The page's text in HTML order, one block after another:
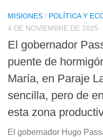
MISIONES / POLÍTICA Y
4 DE NOVIEMBRE DE 2025
El gobernador
puente de
María, en Paraje
sencilla, pero de
esta zona
El gobernador Hugo